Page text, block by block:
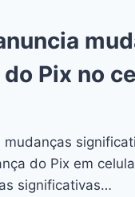
Pix no
mudanças
do Pix em
significativas…